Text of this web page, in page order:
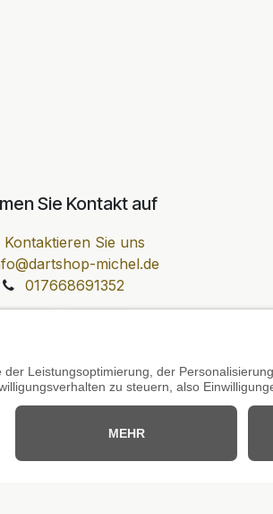
Sie Kontakt auf
Kontaktieren Sie uns
michel.de
017668691352